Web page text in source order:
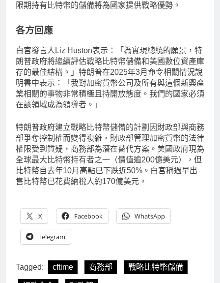
限期持有比特幣的儲備將為國家提供戰略優勢。
各方回應
白宮發言人Liz Huston表示：「為實現總統的願景，特
朗普政府將繼續評估戰略比特幣儲備和美國數位資產庫
存的最佳結構。」特朗普在2025年3月命令相關情況說
明書中表示：「我對加密貨幣公司及所有與這個新興產
業相關的事物非常積極且持開放態度。我們的國家必須
在該領域成為領導者。」
特朗普政府建立戰略比特幣儲備的計劃因財政部與商務
部爭奪控制權而變得複雜，財政部管理加密貨幣的法律
權限受到質疑，商務部為潛在替代方案。美國政府現為
全球最大比特幣持有者之一（價值逾200億美元），但
比特幣自去年10月高點已下跌近50%。白宮稱過早出
售比特幣已花費納稅人約170億美元。
X Facebook WhatsApp
Telegram
Tagged: cftime 商務部 戰略比特幣儲備